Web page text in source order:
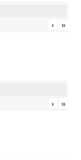
› »
› »